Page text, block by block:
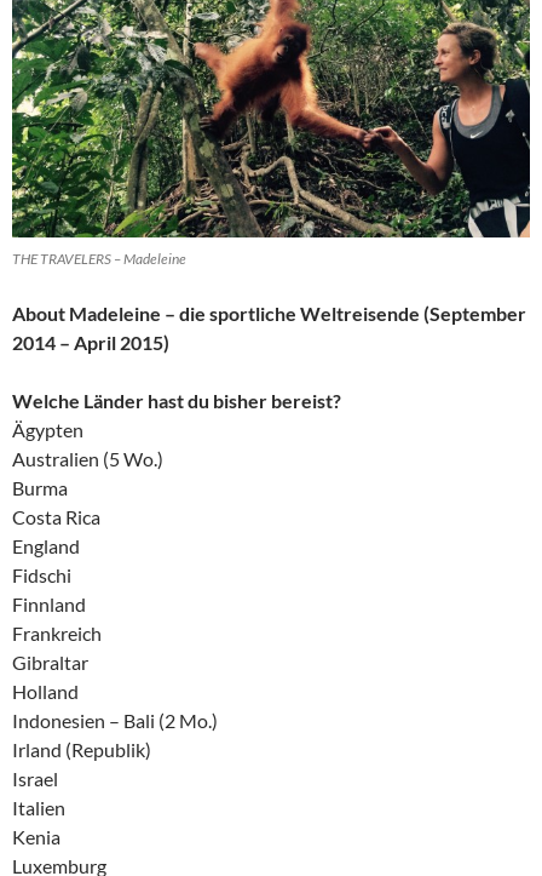
THE TRAVELERS – Madeleine
About Madeleine – die sportliche Weltreisende (September
2014 – April 2015)
Welche Länder hast du bisher bereist?
Ägypten
Australien (5 Wo.)
Burma
Costa Rica
England
Fidschi
Finnland
Frankreich
Gibraltar
Holland
Indonesien – Bali (2 Mo.)
Irland (Republik)
Israel
Italien
Kenia
Luxemburg